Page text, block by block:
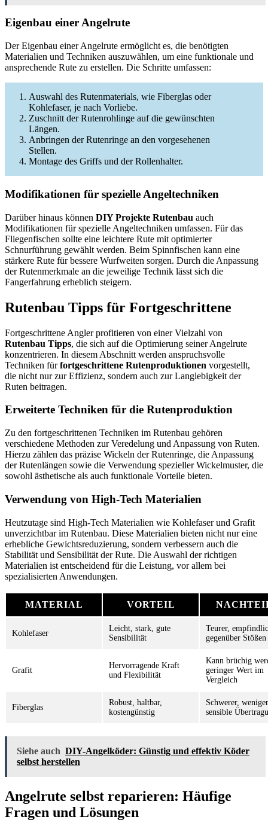
Eigenbau einer Angelrute
Der Eigenbau einer Angelrute ermöglicht es, die benötigten
Materialien und Techniken auszuwählen, um eine funktionale und
ansprechende Rute zu erstellen. Die Schritte umfassen:
Auswahl des Rutenmaterials, wie Fiberglas oder
Kohlefaser, je nach Vorliebe.
Zuschnitt der Rutenrohlinge auf die gewünschten
Längen.
Anbringen der Rutenringe an den vorgesehenen
Stellen.
Montage des Griffs und der Rollenhalter.
Modifikationen für spezielle Angeltechniken
Darüber hinaus können DIY Projekte Rutenbau auch
Modifikationen für spezielle Angeltechniken umfassen. Für das
Fliegenfischen sollte eine leichtere Rute mit optimierter
Schnurführung gewählt werden. Beim Spinnfischen kann eine
stärkere Rute für bessere Wurfweiten sorgen. Durch die Anpassung
der Rutenmerkmale an die jeweilige Technik lässt sich die
Fangerfahrung erheblich steigern.
Rutenbau Tipps für Fortgeschrittene
Fortgeschrittene Angler profitieren von einer Vielzahl von
Rutenbau Tipps, die sich auf die Optimierung seiner Angelrute
konzentrieren. In diesem Abschnitt werden anspruchsvolle
Techniken fürfortgeschrittene Rutenproduktionen vorgestellt,
die nicht nur zur Effizienz, sondern auch zur Langlebigkeit der
Ruten beitragen.
Erweiterte Techniken für die Rutenproduktion
Zu den fortgeschrittenen Techniken im Rutenbau gehören
verschiedene Methoden zur Veredelung und Anpassung von Ruten.
Hierzu zählen das präzise Wickeln der Rutenringe, die Anpassung
der Rutenlängen sowie die Verwendung spezieller Wickelmuster, die
sowohl ästhetische als auch funktionale Vorteile bieten.
Verwendung von High-Tech Materialien
Heutzutage sind High-Tech Materialien wie Kohlefaser und Grafit
unverzichtbar im Rutenbau. Diese Materialien bieten nicht nur eine
erhebliche Gewichtsreduzierung, sondern verbessern auch die
Stabilität und Sensibilität der Rute. Die Auswahl der richtigen
Materialien ist entscheidend für die Leistung, vor allem bei
spezialisierten Anwendungen.
MATERIAL VORTEIL
Kohlefaser
Leicht, stark, gute
Sensibilität
Teurer,
gegenüber Stößen
Grafit
Hervorragende Kraft
und Flexibilität
Kann brüchig
geringer Wert im
Vergleich
Fiberglas
Robust, haltbar,
kostengünstig
Schwerer, weniger
sensible
Siehe auch DIY-Angelköder: Günstig und effektiv Köder
selbst herstellen
Angelrute selbst reparieren: Häufige
Fragen und Lösungen